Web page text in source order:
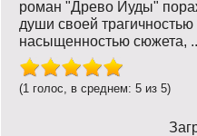
роман "Древо Иуды"
души своей трагичностью
насыщенностью сюжета,
(1 голос, в среднем: 5 из 5)